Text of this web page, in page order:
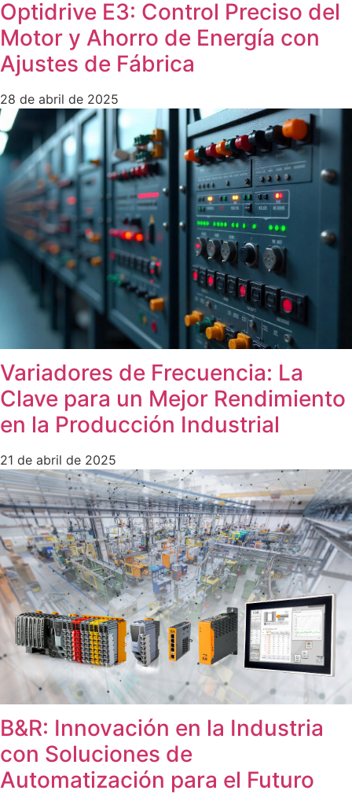
Optidrive E3: Control Preciso del
Motor y Ahorro de Energía con
Ajustes de Fábrica
28 de abril de 2025
Variadores de Frecuencia: La
Clave para un Mejor Rendimiento
en la Producción Industrial
21 de abril de 2025
B&R: Innovación en la Industria
con Soluciones de
Automatización para el Futuro